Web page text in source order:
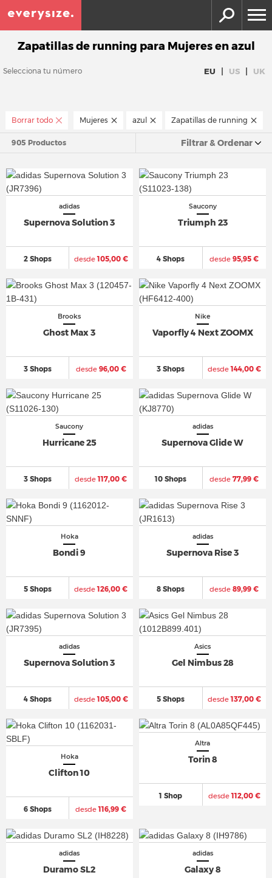
Zapatillas de running para Mujeres en azul
Selecciona tu número EU | US | UK
Borrar todo Mujeres azul Zapatillas de running
905 Productos Filtrar & Ordenar
adidas
Supernova Solution 3
2 Shops desde105,00 €
Saucony
Triumph 23
4 Shops desde 95,95 €
Brooks
Ghost Max 3
3 Shops desde96,00 €
Nike
Vaporfly 4 Next ZOOMX
3 Shops desde144,00 €
Saucony
Hurricane 25
3 Shops desde117,00 €
adidas
Supernova Glide W
10 Shops desde 77,99 €
Hoka
Bondi 9
5 Shops desde126,00 €
adidas
Supernova Rise 3
8 Shops desde 89,99 €
adidas
Supernova Solution 3
4 Shops desde105,00 €
Asics
Gel Nimbus 28
5 Shops desde137,00 €
Hoka
Clifton 10
6 Shops desde116,99 €
Altra
Torin 8
1 Shop desde112,00 €
adidas
Duramo SL2
adidas
Galaxy 8